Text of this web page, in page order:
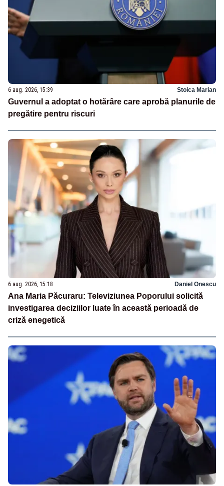
6 aug. 2026, 15:39 Stoica Marian
Guvernul a adoptat o hotărâre care aprobă planurile de
pregătire pentru riscuri
6 aug. 2026, 15:18 Daniel Onescu
Ana Maria Păcuraru: Televiziunea Poporului solicită
investigarea deciziilor luate în această perioadă de
criză enegetică